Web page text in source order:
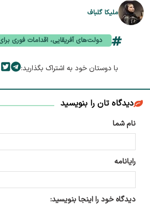
ملیکا گلباف
دولت‌های آفریقایی، اقدامات فوری
با دوستان خود به اشتراک بگذارید:
دیدگاه تان را بنویسید
نام شما
رایانامه
دیدگاه خود را اینجا بنویسید: